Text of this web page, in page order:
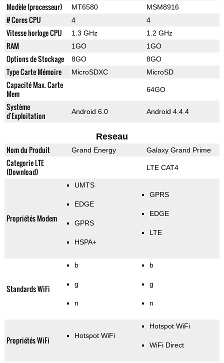
Modèle (processeur) MT6580 MSM8916
# Cores CPU 4 4
Vitesse horloge CPU 1.3 GHz 1.2 GHz
RAM 1GO 1GO
Options de Stockage 8GO 8GO
Type Carte Mémoire MicroSDXC MicroSD
Capacité Max. Carte
Mem
64GO
Système
d'Exploitation
Android 6.0 Android 4.4.4
Reseau
Nom du Produit Grand Energy Galaxy Grand Prime
Categorie LTE
(Download)
LTE CAT4
Propriétés Modem
UMTS
EDGE
GPRS
HSPA+
GPRS
EDGE
LTE
Standards WiFi
b
g
n
b
g
n
Propriétés WiFi Hotspot WiFi
Hotspot WiFi
WiFi Direct